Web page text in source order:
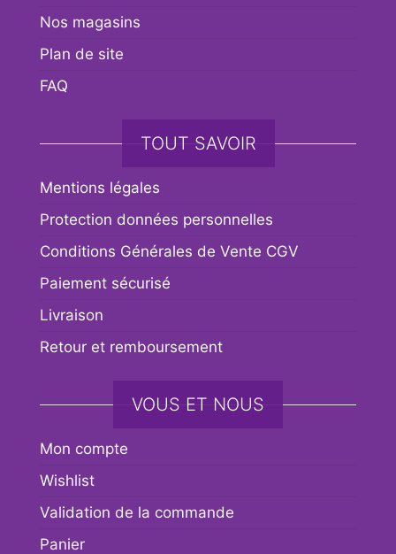
Nos magasins
Plan de site
FAQ
TOUT SAVOIR
Mentions légales
Protection données personnelles
Conditions Générales de Vente CGV
Paiement sécurisé
Livraison
Retour et remboursement
VOUS ET NOUS
Mon compte
Wishlist
Validation de la commande
Panier